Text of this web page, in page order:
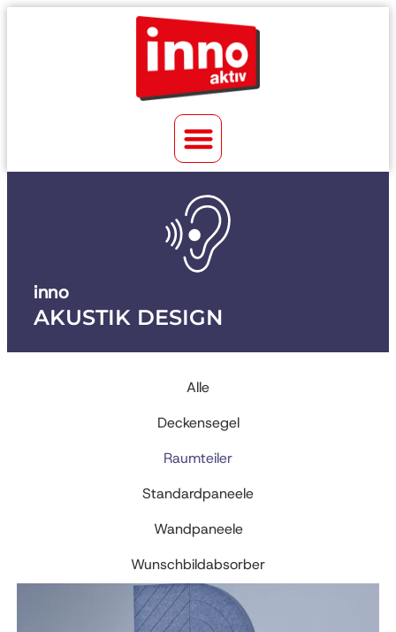
inno
AKUSTIK DESIGN
Deckensegel
Raumteiler
Standardpaneele
Wandpaneele
Wunschbildabsorber
Alle